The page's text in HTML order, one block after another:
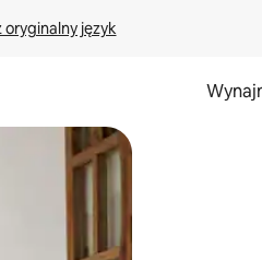
oryginalny język